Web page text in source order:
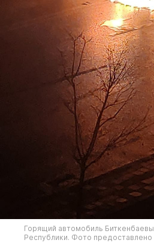
Горящий автомобиль
Республики. Фото